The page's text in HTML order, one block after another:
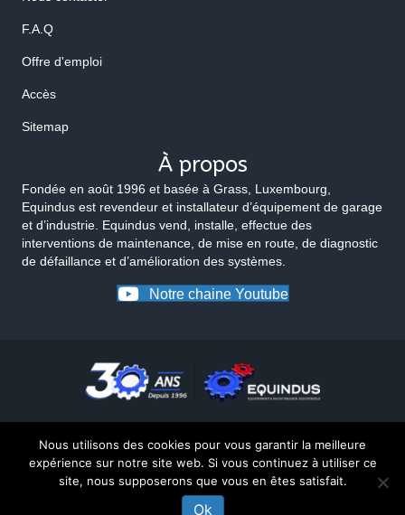
F.A.Q
Offre d'emploi
Accès
Sitemap
À propos
Fondée en août 1996 et basée à Grass, Luxembourg,
Equindus est revendeur et installateur d’équipement de garage
et d’industrie. Equindus vend, installe, effectue des
interventions de maintenance, de mise en route, de diagnostic
de défaillance et d’amélioration des systèmes.
Notre chaine Youtube
© 2026 Equindus
Nous utilisons des cookies pour vous garantir la meilleure
expérience sur notre site web. Si vous continuez à utiliser ce
site, nous supposerons que vous en êtes satisfait.
Ok